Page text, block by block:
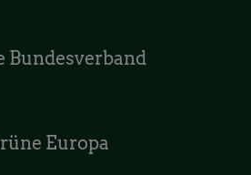
Bundesverband
Europa